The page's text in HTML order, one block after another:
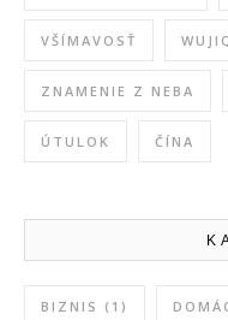
VŠÍMAVOSŤ
ZNAMENIE Z NEBA
ÚTULOK ČÍNA
BIZNIS (1)